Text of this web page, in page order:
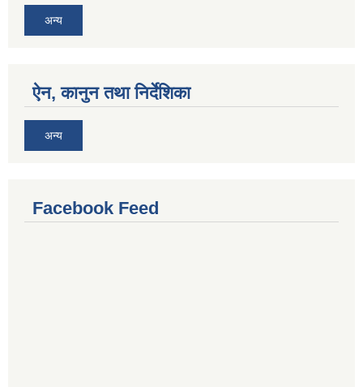
अन्य
ऐन, कानुन तथा निर्देशिका
अन्य
Facebook Feed